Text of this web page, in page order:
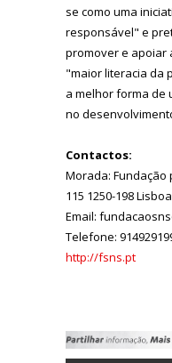
se como uma
responsável" e
promover e apoiar
"maior literacia da
a melhor forma de
no
Contactos:
Morada: Fundação
115 1250-198
Email:
Telefone:
http://fsns.pt